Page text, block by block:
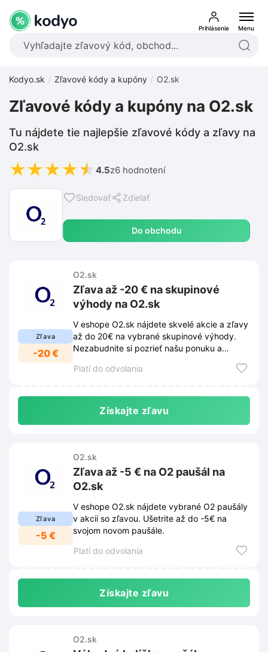
Prihlásenie Menu
Kodyo.sk Zľavové kódy a kupóny O2.sk
Sledovať Zdielať
Do obchodu
Zľavové kódy a kupóny na O2.sk
Tu nájdete tie najlepšie zľavové kódy a zľavy na
O2.sk
★★★★★ 4.5z6 hodnotení
Zľava
-20 €
O2.sk
Zľava až -20 € na skupinové
výhody na O2.sk
V eshope O2.sk nájdete skvelé akcie a zľavy
až do 20€ na vybrané skupinové výhody.
Nezabudnite si pozrieť našu ponuku a
Platí do odvolania
Získajte zľavu
Zľava
-5 €
O2.sk
Zľava až -5 € na O2 paušál na
O2.sk
V eshope O2.sk nájdete vybrané O2 paušály
v akcii so zľavou. Ušetrite až do -5€ na
svojom novom paušále.
Platí do odvolania
Získajte zľavu
O2.sk